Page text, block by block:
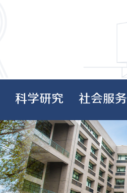
科学研究 社会服务